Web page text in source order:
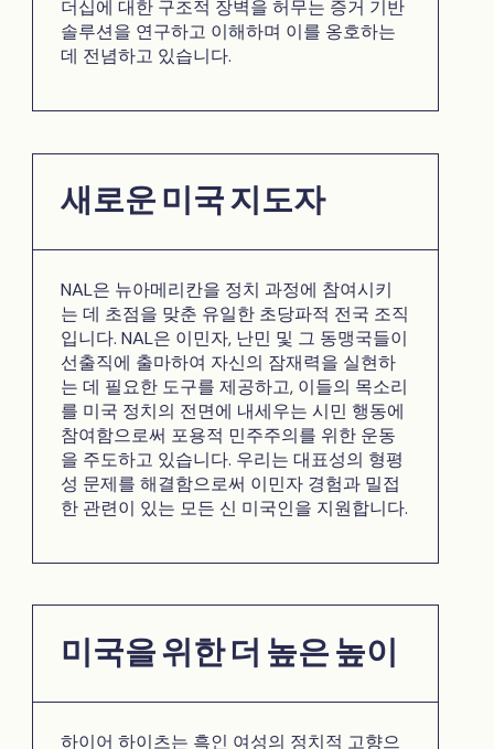
더십에 대한 구조적 장벽을 허무는 증거 기반
솔루션을 연구하고 이해하며 이를 옹호하는
데 전념하고 있습니다.
새로운 미국 지도자
NAL은 뉴아메리칸을 정치 과정에 참여시키
는 데 초점을 맞춘 유일한 초당파적 전국 조직
입니다. NAL은 이민자, 난민 및 그 동맹국들이
선출직에 출마하여 자신의 잠재력을 실현하
는 데 필요한 도구를 제공하고, 이들의 목소리
를 미국 정치의 전면에 내세우는 시민 행동에
참여함으로써 포용적 민주주의를 위한 운동
을 주도하고 있습니다. 우리는 대표성의 형평
성 문제를 해결함으로써 이민자 경험과 밀접
한 관련이 있는 모든 신 미국인을 지원합니다.
미국을 위한 더 높은 높이
하이어 하이츠는 흑인 여성의 정치적 고향으